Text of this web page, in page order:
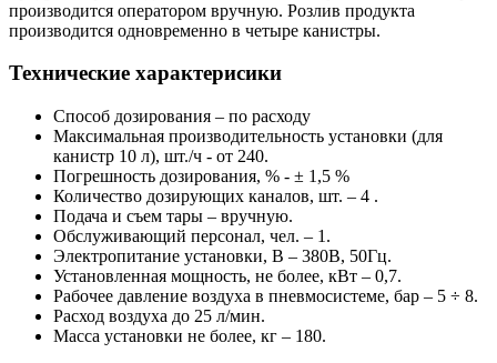
производится оператором вручную. Розлив продукта
производится одновременно в четыре канистры.
Технические характерисики
Способ дозирования – по расходу
Максимальная производительность установки (для
канистр 10 л), шт./ч - от 240.
Погрешность дозирования, % - ± 1,5 %
Количество дозирующих каналов, шт. – 4 .
Подача и съем тары – вручную.
Обслуживающий персонал, чел. – 1.
Электропитание установки, В – 380В, 50Гц.
Установленная мощность, не более, кВт – 0,7.
Рабочее давление воздуха в пневмосистеме, бар – 5 ÷ 8.
Расход воздуха до 25 л/мин.
Масса установки не более, кг – 180.